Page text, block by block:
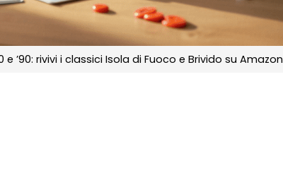
’90: rivivi i classici Isola di Fuoco e Brivido su Amazon